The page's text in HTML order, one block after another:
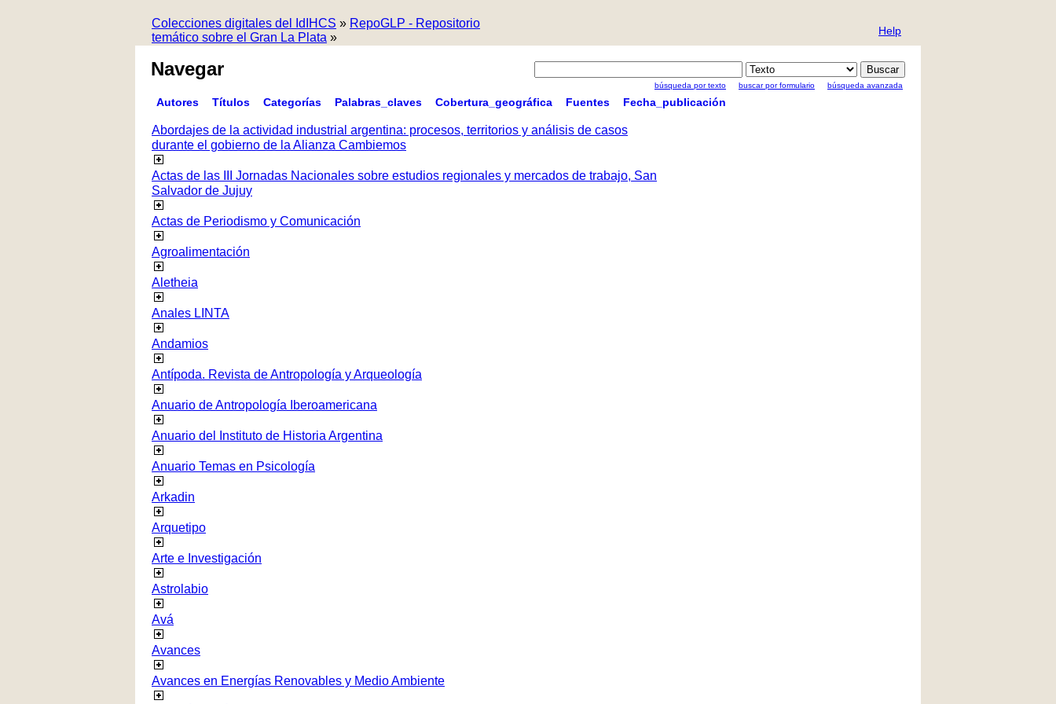
Colecciones digitales del IdIHCS » RepoGLP - Repositorio
temático sobre el Gran La Plata » Help
Navegar
búsqueda por texto buscar por formulario búsqueda avanzada
Autores Títulos Categorías Palabras_claves Cobertura_geográfica Fuentes Fecha_publicación
Abordajes de la actividad industrial argentina: procesos, territorios y análisis de casos
durante el gobierno de la Alianza Cambiemos
Actas de las III Jornadas Nacionales sobre estudios regionales y mercados de trabajo, San
Salvador de Jujuy
Actas de Periodismo y Comunicación
Agroalimentación
Aletheia
Anales LINTA
Andamios
Antípoda. Revista de Antropología y Arqueología
Anuario de Antropología Iberoamericana
Anuario del Instituto de Historia Argentina
Anuario Temas en Psicología
Arkadin
Arquetipo
Arte e Investigación
Astrolabio
Avá
Avances
Avances en Energías Renovables y Medio Ambiente